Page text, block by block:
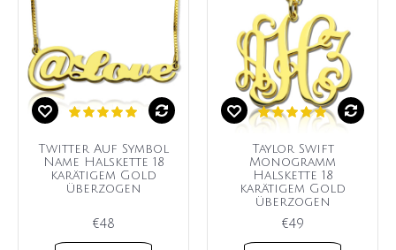
Twitter Auf Symbol
Name Halskette 18
karätigem Gold
überzogen
€48
Taylor Swift
Monogramm
Halskette 18
karätigem Gold
überzogen
€49